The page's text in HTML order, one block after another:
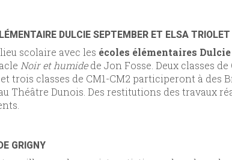
DULCIE SEPTEMBER ET ELSA TRIOLET
scolaire avec les écoles élémentaires
Noir et humidede Jon Fosse. Deux classes
trois classes de CM1-CM2 participeront à des
Théâtre Dunois. Des restitutions des travaux
GRIGNY